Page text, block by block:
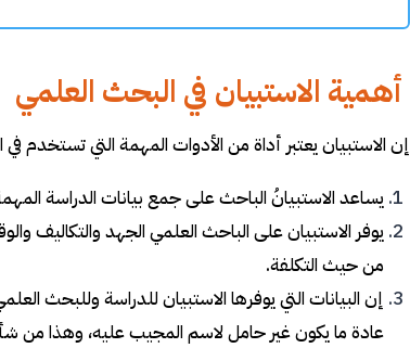
أهمية الاستبيان في البحث العلمي
إن الاستبيان يعتبر أداة من الأدوات المهمة التي تستخدم
يساعد الاستبيانُ الباحث على جمع بيانات الدراسة
يوفر الاستبيان على الباحث العلمي الجهد والتكاليف
من حيث التكلفة.
إن البيانات التي يوفرها الاستبيان للدراسة وللبحث
عادة ما يكون غير حامل لاسم المجيب عليه، وهذا من